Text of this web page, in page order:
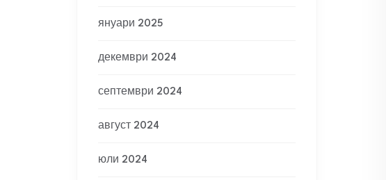
януари 2025
декември 2024
септември 2024
август 2024
юли 2024